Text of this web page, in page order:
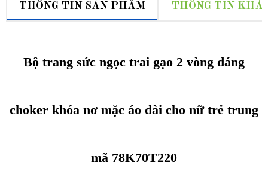
THÔNG TIN SẢN PHẨM THÔNG TIN
Bộ trang sức ngọc trai gạo 2 vòng dáng
choker khóa nơ mặc áo dài cho nữ trẻ trung
mã 78K70T220